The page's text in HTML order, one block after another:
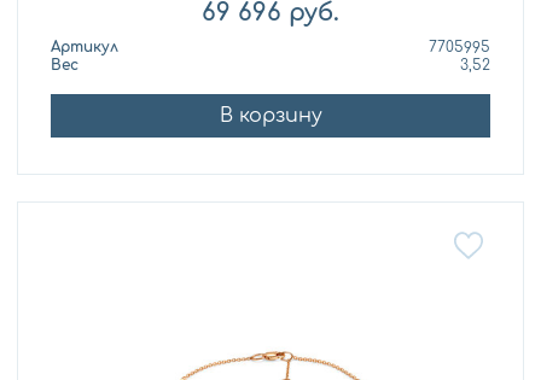
69 696 руб.
Артикул
7705995
Вес
3,52
В корзину